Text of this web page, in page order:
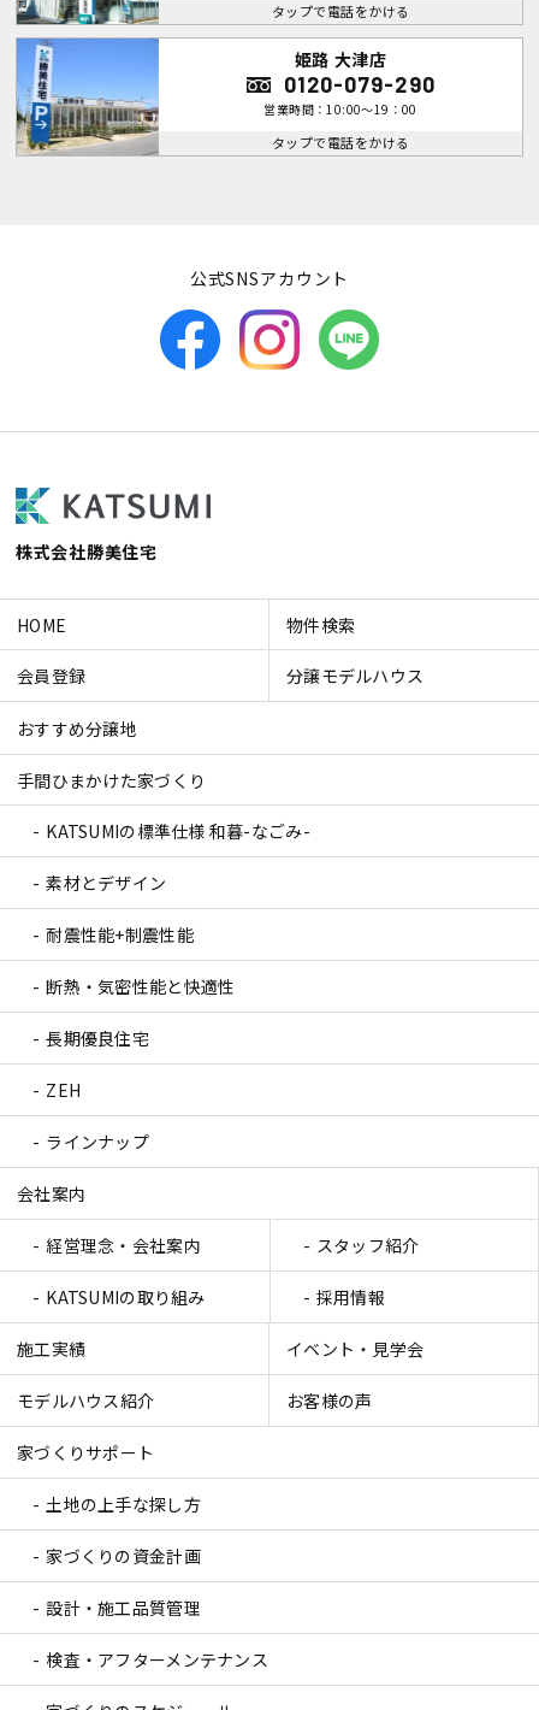
タップで電話をかける
姫路 大津店
0120-079-290
営業時間：10:00～19：00
タップで電話をかける
公式SNSアカウント
株式会社勝美住宅
HOME 物件検索
会員登録 分譲モデルハウス
おすすめ分譲地
手間ひまかけた家づくり
KATSUMIの標準仕様 和暮-なごみ-
素材とデザイン
耐震性能+制震性能
断熱・気密性能と快適性
長期優良住宅
ZEH
ラインナップ
会社案内
経営理念・会社案内 スタッフ紹介
KATSUMIの取り組み 採用情報
施工実績 イベント・見学会
モデルハウス紹介 お客様の声
家づくりサポート
土地の上手な探し方
家づくりの資金計画
設計・施工品質管理
検査・アフターメンテナンス